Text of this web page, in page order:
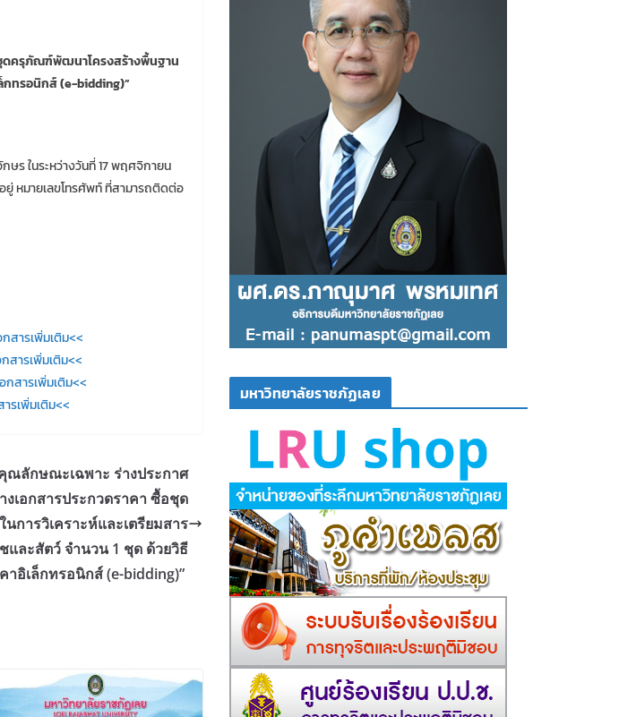
ครุภัณฑ์พัฒนาโครงสร้างพื้นฐาน
กทรอนิกส์ (e-bidding)”
ร ในระหว่างวันที่ 17 พฤศจิกายน
หมายเลขโทรศัพท์ ที่สามารถติดต่อ
สารเพิ่มเติม<<
สารเพิ่มเติม<<
กสารเพิ่มเติม<<
รเพิ่มเติม<<
คุณลักษณะเฉพาะ ร่างประกาศ
งเอกสารประกวดราคา ซื้อชุด
นการวิเคราะห์และเตรียมสาร
ละสัตว์ จำนวน 1 ชุด ด้วยวิธี
าอิเล็กทรอนิกส์ (e-bidding)”
มหาวิทยาลัยราชภัฏเลย